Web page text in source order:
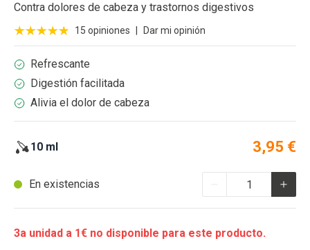
Contra dolores de cabeza y trastornos digestivos
15 opiniones Dar mi opinión
Refrescante
Digestión facilitada
Alivia el dolor de cabeza
10 ml 3,95 €
En existencias
3a unidad a 1€ no disponible para este producto.